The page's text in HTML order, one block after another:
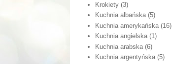
Krokiety (3)
Kuchnia albańska (5)
Kuchnia amerykańska (16)
Kuchnia angielska (1)
Kuchnia arabska (6)
Kuchnia argentyńska (5)